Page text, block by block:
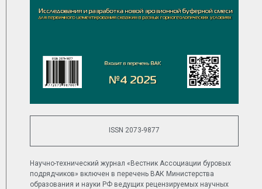
ISSN 2073-9877
Научно-технический журнал «Вестник Ассоциации буровых
подрядчиков» включен в перечень ВАК Министерства
образования и науки РФ ведущих рецензируемых научных